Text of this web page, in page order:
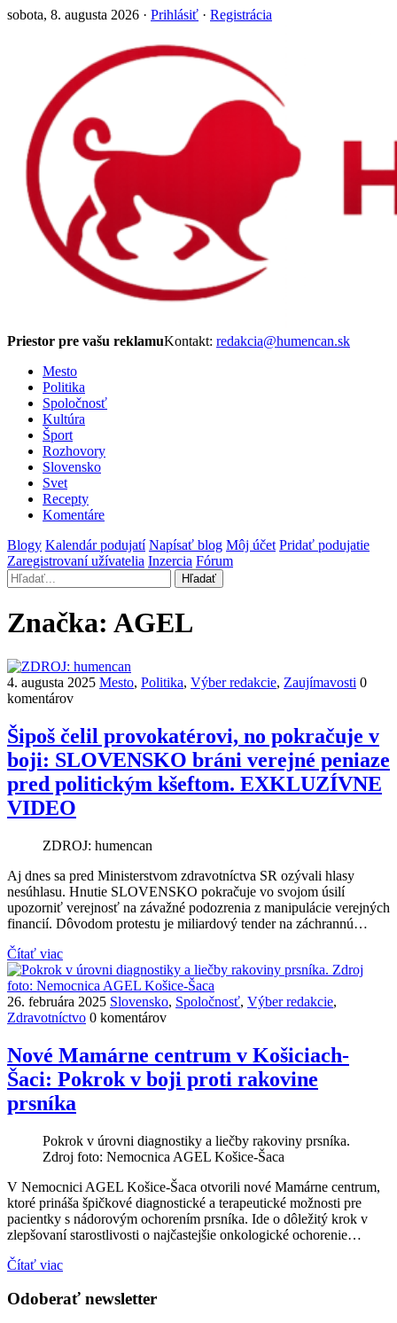
sobota, 8. augusta 2026 · Prihlásiť · Registrácia
Priestor pre vašu reklamuKontakt: redakcia@humencan.sk
Mesto
Politika
Spoločnosť
Kultúra
Šport
Rozhovory
Slovensko
Svet
Recepty
Komentáre
Blogy Kalendár podujatí Napísať blog Môj účet Pridať podujatie
Zaregistrovaní užívatelia Inzercia Fórum
Hľadať
Značka: AGEL
4. augusta 2025 Mesto, Politika, Výber redakcie, Zaujímavosti 0
komentárov
Šipoš čelil provokatérovi, no pokračuje v
boji: SLOVENSKO bráni verejné peniaze
pred politickým kšeftom. EXKLUZÍVNE
VIDEO
ZDROJ: humencan
Aj dnes sa pred Ministerstvom zdravotníctva SR ozývali hlasy
nesúhlasu. Hnutie SLOVENSKO pokračuje vo svojom úsilí
upozorniť verejnosť na závažné podozrenia z manipulácie verejných
financií. Dôvodom protestu je miliardový tender na záchrannú…
Čítať viac
26. februára 2025 Slovensko, Spoločnosť, Výber redakcie,
Zdravotníctvo 0 komentárov
Nové Mamárne centrum v Košiciach-
Šaci: Pokrok v boji proti rakovine
prsníka
Pokrok v úrovni diagnostiky a liečby rakoviny prsníka.
Zdroj foto: Nemocnica AGEL Košice-Šaca
V Nemocnici AGEL Košice-Šaca otvorili nové Mamárne centrum,
ktoré prináša špičkové diagnostické a terapeutické možnosti pre
pacientky s nádorovým ochorením prsníka. Ide o dôležitý krok v
zlepšovaní starostlivosti o najčastejšie onkologické ochorenie…
Čítať viac
Odoberať newsletter